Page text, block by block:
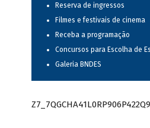
Reserva de ingressos
Filmes e festivais de cinema
Receba a programação
Concursos para Escolha de
Galeria BNDES